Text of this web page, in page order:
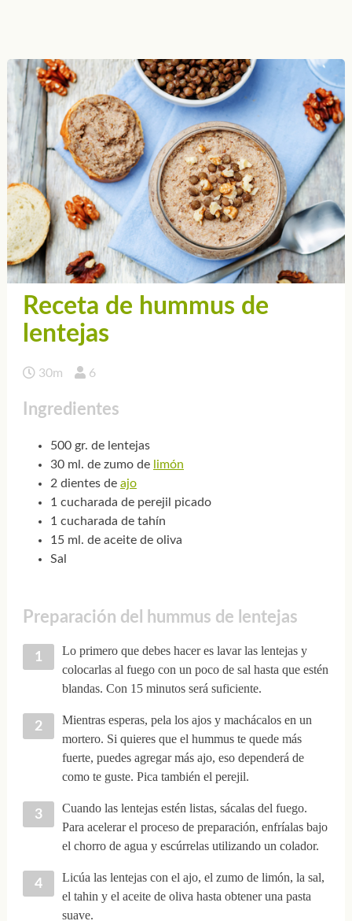
Receta de hummus de
lentejas
30m 6
Ingredientes
500 gr. de lentejas
30 ml. de zumo de limón
2 dientes de ajo
1 cucharada de perejil picado
1 cucharada de tahín
15 ml. de aceite de oliva
Sal
Preparación del hummus de lentejas
Lo primero que debes hacer es lavar las lentejas y
colocarlas al fuego con un poco de sal hasta que estén
blandas. Con 15 minutos será suficiente.
Mientras esperas, pela los ajos y machácalos en un
mortero. Si quieres que el hummus te quede más
fuerte, puedes agregar más ajo, eso dependerá de
como te guste. Pica también el perejil.
Cuando las lentejas estén listas, sácalas del fuego.
Para acelerar el proceso de preparación, enfríalas bajo
el chorro de agua y escúrrelas utilizando un colador.
Licúa las lentejas con el ajo, el zumo de limón, la sal,
el tahin y el aceite de oliva hasta obtener una pasta
suave.